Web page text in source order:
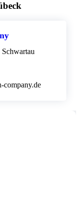
company.de